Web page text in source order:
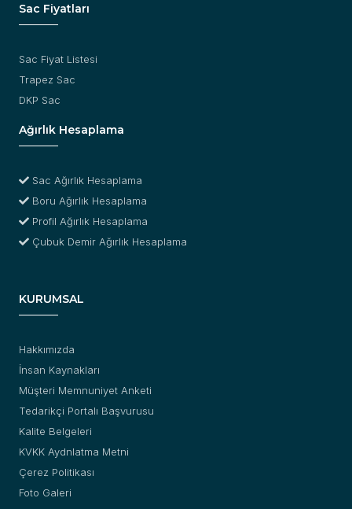
Sac Fiyatları
Sac Fiyat Listesi
Trapez Sac
DKP Sac
Ağırlık Hesaplama
Sac Ağırlık Hesaplama
Boru Ağırlık Hesaplama
Profil Ağırlık Hesaplama
Çubuk Demir Ağırlık Hesaplama
KURUMSAL
Hakkımızda
İnsan Kaynakları
Müşteri Memnuniyet Anketi
Tedarikçi Portalı Başvurusu
Kalite Belgeleri
KVKK Aydnlatma Metni
Çerez Politikası
Foto Galeri